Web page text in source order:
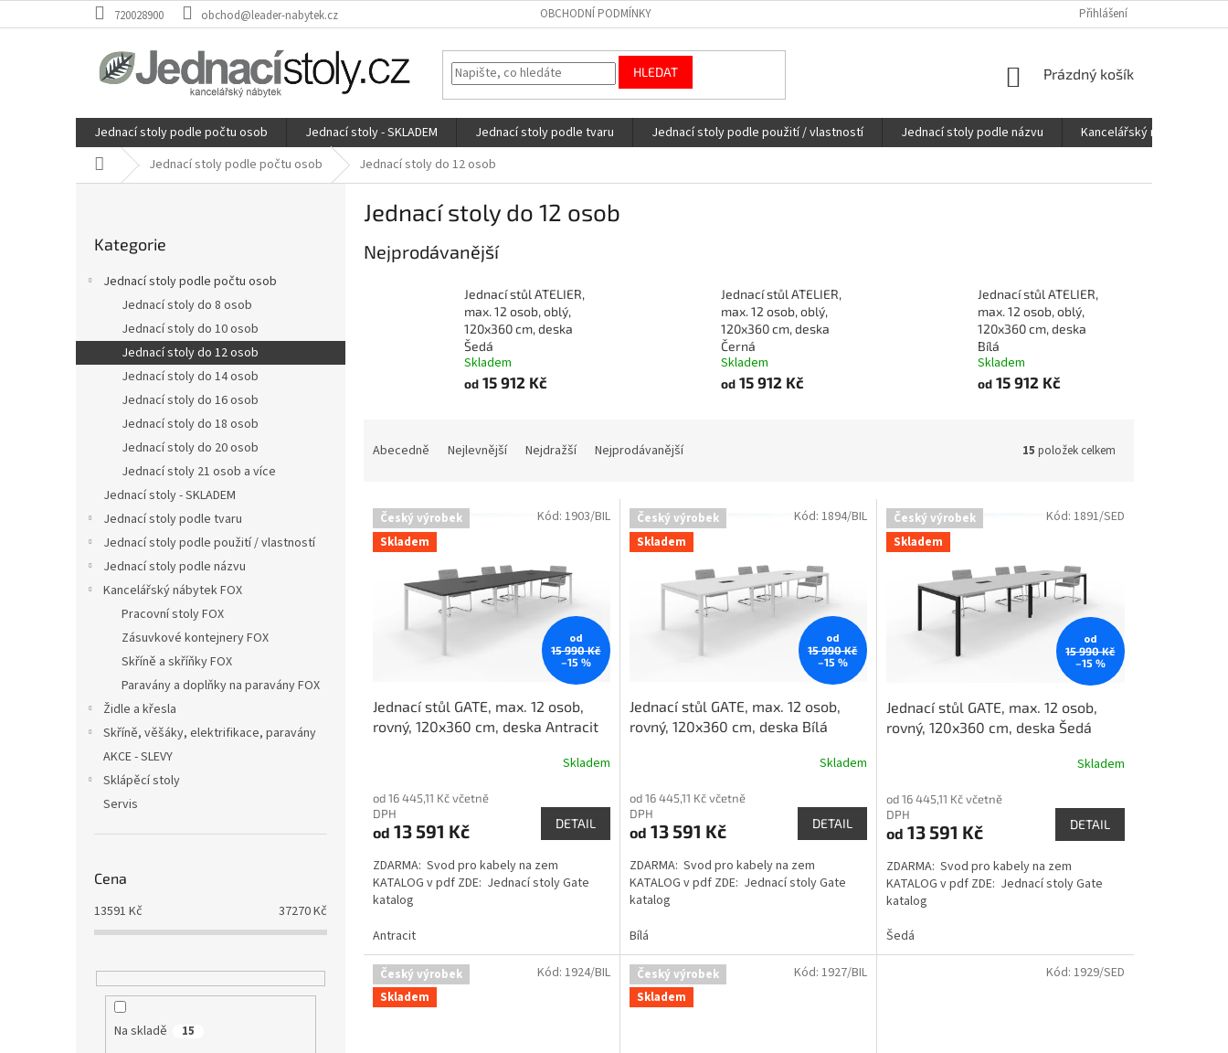
na
720028900 obchod@leader-nabytek.cz OBCHODNÍ PODMÍNKY Přihlášení
HLEDAT
NÁKUPNÍ
Prázdný košík
Jednací stoly podle počtu osob Jednací stoly - SKLADEM Jednací stoly podle tvaru Jednací stoly podle použití / vlastností Jednací stoly podle názvu
Kancelářský nábytek FOX
Domů Jednací stoly podle počtu osob Jednací stoly do 12 osob
kategorie
Kategorie
Jednací stoly podle počtu osob
Jednací stoly do 8 osob
Jednací stoly do 10 osob
Jednací stoly do 12 osob
Jednací stoly do 14 osob
Jednací stoly do 16 osob
Jednací stoly do 18 osob
Jednací stoly do 20 osob
Jednací stoly 21 osob a více
Jednací stoly - SKLADEM
Jednací stoly podle tvaru
Jednací stoly podle použití / vlastností
Jednací stoly podle názvu
Kancelářský nábytek FOX
Pracovní stoly FOX
Zásuvkové kontejnery FOX
Skříně a skříňky FOX
Paravány a doplňky na paravány FOX
Židle a křesla
Skříně, věšáky, elektrifikace, paravány
AKCE - SLEVY
Sklápěcí stoly
Servis
Cena
13591 Kč 37270Kč
Na skladě 15
Jednací stoly do 12 osob
Nejprodávanější
Jednací stůl ATELIER,
max. 12 osob, oblý,
120x360 cm, deska
Šedá
Skladem
od 15 912 Kč
Jednací stůl ATELIER,
max. 12 osob, oblý,
120x360 cm, deska
Černá
Skladem
od15 912 Kč
Jednací stůl ATELIER,
max. 12 osob, oblý,
120x360 cm, deska
Bílá
Skladem
od15 912 Kč
n
p
Abecedně Nejlevnější Nejdražší Nejprodávanější 15 položek celkem
V
p
Český výrobek
Skladem
od
15 990 Kč
–15 %
Jednací stůl GATE, max. 12 osob,
rovný, 120x360 cm, deska Antracit
Skladem
od 16 445,11 Kč včetně
DPH
od 13 591 Kč DETAIL
ZDARMA: Svod pro kabely na zem
KATALOG v pdf ZDE: Jednací stoly Gate
katalog
Antracit
Kód: 1903/BIL
Český výrobek
Skladem
od
15 990 Kč
–15 %
Jednací stůl GATE, max. 12 osob,
rovný, 120x360 cm, deska Bílá
Skladem
od 16 445,11 Kč včetně
DPH
od 13 591 Kč DETAIL
ZDARMA: Svod pro kabely na zem
KATALOG v pdf ZDE: Jednací stoly Gate
katalog
Bílá
Kód: 1894/BIL
Český výrobek
Skladem
od
15 990 Kč
–15 %
Jednací stůl GATE, max. 12 osob,
rovný, 120x360 cm, deska Šedá
Skladem
od 16 445,11 Kč včetně
DPH
od 13 591 Kč DETAIL
ZDARMA: Svod pro kabely na zem
KATALOG v pdf ZDE: Jednací stoly Gate
katalog
Šedá
Kód: 1891/SED
Český výrobek
Skladem
Kód: 1924/BIL
Český výrobek
Skladem
Kód: 1927/BIL Kód: 1929/SED